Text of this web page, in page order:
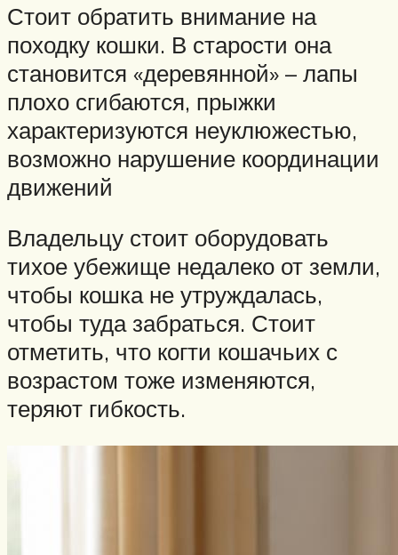
Стоит обратить внимание на
походку кошки. В старости она
становится «деревянной» – лапы
плохо сгибаются, прыжки
характеризуются неуклюжестью,
возможно нарушение координации
движений
Владельцу стоит оборудовать
тихое убежище недалеко от земли,
чтобы кошка не утруждалась,
чтобы туда забраться. Стоит
отметить, что когти кошачьих с
возрастом тоже изменяются,
теряют гибкость.